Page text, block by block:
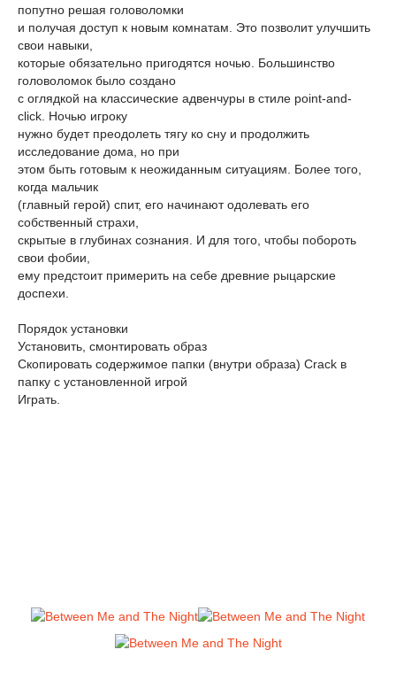
попутно решая головоломки
и получая доступ к новым комнатам. Это позволит улучшить
свои навыки,
которые обязательно пригодятся ночью. Большинство
головоломок было создано
с оглядкой на классические адвенчуры в стиле point-and-
click. Ночью игроку
нужно будет преодолеть тягу ко сну и продолжить
исследование дома, но при
этом быть готовым к неожиданным ситуациям. Более того,
когда мальчик
(главный герой) спит, его начинают одолевать его
собственный страхи,
скрытые в глубинах сознания. И для того, чтобы побороть
свои фобии,
ему предстоит примерить на себе древние рыцарские
доспехи.
Порядок установки
Установить, смонтировать образ
Скопировать содержимое папки (внутри образа) Crack в
папку с установленной игрой
Играть.